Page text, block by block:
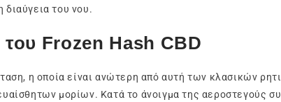
διαύγεια του νου.
του Frozen Hash CBD
η οποία είναι ανώτερη από αυτή των κλασικών
μορίων. Κατά το άνοιγμα της αεροστεγούς